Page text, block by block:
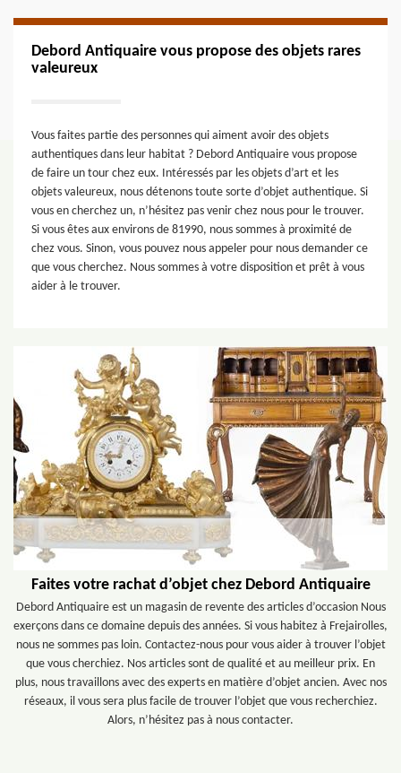
Debord Antiquaire vous propose des objets rares
valeureux
Vous faites partie des personnes qui aiment avoir des objets
authentiques dans leur habitat ? Debord Antiquaire vous propose
de faire un tour chez eux. Intéressés par les objets d’art et les
objets valeureux, nous détenons toute sorte d’objet authentique. Si
vous en cherchez un, n’hésitez pas venir chez nous pour le trouver.
Si vous êtes aux environs de 81990, nous sommes à proximité de
chez vous. Sinon, vous pouvez nous appeler pour nous demander ce
que vous cherchez. Nous sommes à votre disposition et prêt à vous
aider à le trouver.
Faites votre rachat d’objet chez Debord Antiquaire
Debord Antiquaire est un magasin de revente des articles d’occasion Nous
exerçons dans ce domaine depuis des années. Si vous habitez à Frejairolles,
nous ne sommes pas loin. Contactez-nous pour vous aider à trouver l’objet
que vous cherchiez. Nos articles sont de qualité et au meilleur prix. En
plus, nous travaillons avec des experts en matière d’objet ancien. Avec nos
réseaux, il vous sera plus facile de trouver l’objet que vous recherchiez.
Alors, n’hésitez pas à nous contacter.